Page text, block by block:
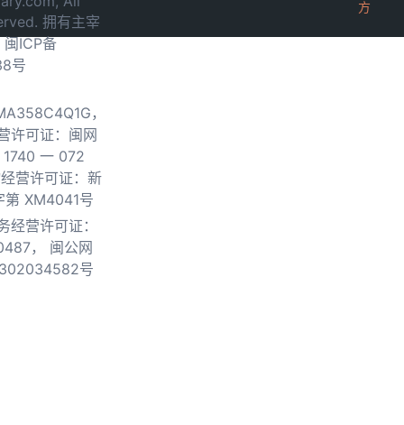
拥有主宰
闽ICP备
号
，
许可证：闽网
一 072
营许可证：新
第 XM4041号
经营许可证：
，
闽公网
号
方